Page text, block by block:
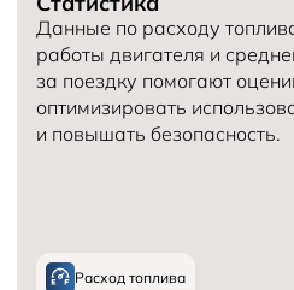
Данные по расходу
работы двигателя и
за поездку помогают
оптимизировать
и повышать безопасность.
Расход топлива